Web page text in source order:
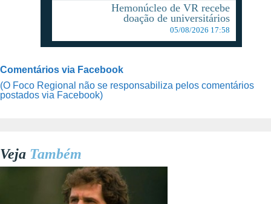
Hemonúcleo de VR recebe
doação de universitários
05/08/2026 17:58
Comentários via Facebook
(O Foco Regional não se responsabiliza pelos comentários
postados via Facebook)
Veja Também